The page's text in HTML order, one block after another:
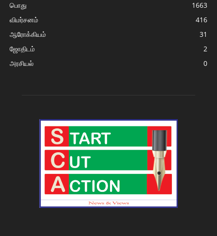
பொது
1663
விமர்சனம்
416
ஆரோக்கியம்
31
ஜோதிடம்
2
அரசியல்
0